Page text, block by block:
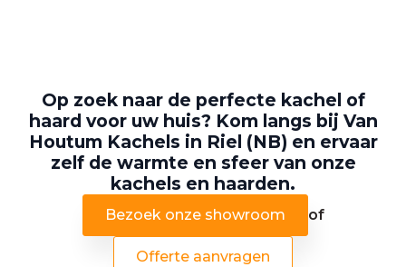
Op zoek naar de perfecte kachel of
haard voor uw huis? Kom langs bij Van
Houtum Kachels in Riel (NB) en ervaar
zelf de warmte en sfeer van onze
kachels en haarden.
Bezoek onze showroom of
Offerte aanvragen